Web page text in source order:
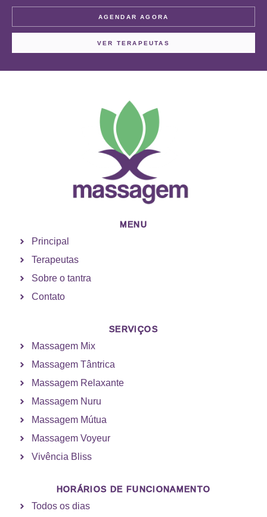
AGENDAR AGORA
VER TERAPEUTAS
MENU
Principal
Terapeutas
Sobre o tantra
Contato
SERVIÇOS
Massagem Mix
Massagem Tântrica
Massagem Relaxante
Massagem Nuru
Massagem Mútua
Massagem Voyeur
Vivência Bliss
HORÁRIOS DE FUNCIONAMENTO
Todos os dias